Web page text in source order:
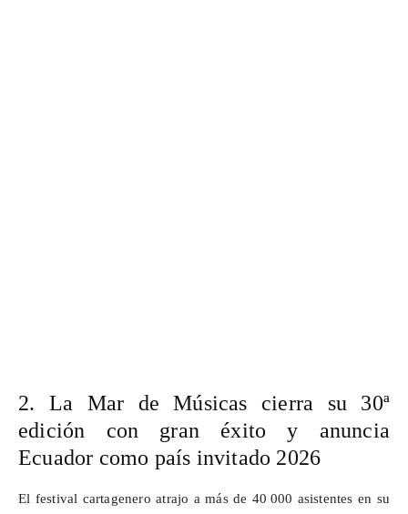
2. La Mar de Músicas cierra su 30ª
edición con gran éxito y anuncia
Ecuador como país invitado 2026
El festival cartagenero atrajo a más de 40 000 asistentes en su